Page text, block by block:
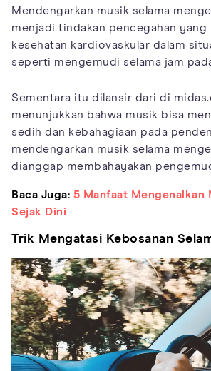
Mendengarkan musik selama
menjadi tindakan pencegahan yang
kesehatan kardiovaskular dalam
seperti mengemudi selama jam
Sementara itu dilansir dari di
menunjukkan bahwa musik bisa
sedih dan kebahagiaan pada
mendengarkan musik selama
dianggap membahayakan
Baca Juga: 5 Manfaat Mengenalkan
Sejak Dini
Trik Mengatasi Kebosanan